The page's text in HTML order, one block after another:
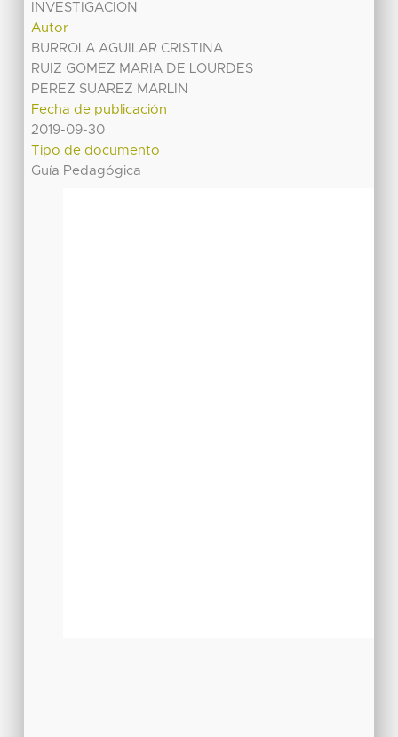
INVESTIGACION
Autor
BURROLA AGUILAR CRISTINA
RUIZ GOMEZ MARIA DE LOURDES
PEREZ SUAREZ MARLIN
Fecha de publicación
2019-09-30
Tipo de documento
Guía Pedagógica